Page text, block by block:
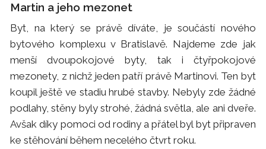
Martin a jeho mezonet
Byt, na který se právě díváte, je součástí nového
bytového komplexu v Bratislavě. Najdeme zde jak
menší dvoupokojové byty, tak i čtyřpokojové
mezonety, z nichž jeden patří právě Martinovi. Ten byt
koupil ještě ve stadiu hrubé stavby. Nebyly zde žádné
podlahy, stěny byly strohé, žádná světla, ale ani dveře.
Avšak díky pomoci od rodiny a přátel byl byt připraven
ke stěhování během necelého čtvrt roku.